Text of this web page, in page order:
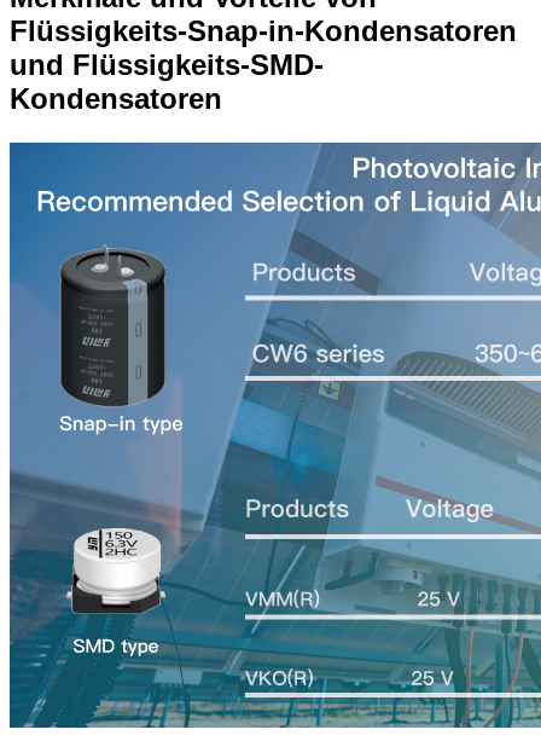
Flüssigkeits-Snap-in-Kondensatoren
und Flüssigkeits-SMD-
Kondensatoren